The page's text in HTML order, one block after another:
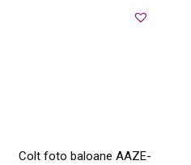
Colt foto baloane AAZE-